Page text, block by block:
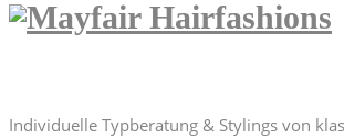
Individuelle Typberatung & Stylings von